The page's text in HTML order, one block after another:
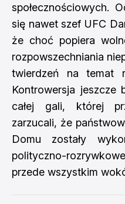
społecznościowych.
się nawet szef UFC
że choć popiera
rozpowszechniania
twierdzeń na temat
Kontrowersja jeszcze
całej gali, której
zarzucali, że
Domu zostały
polityczno-
przede wszystkim